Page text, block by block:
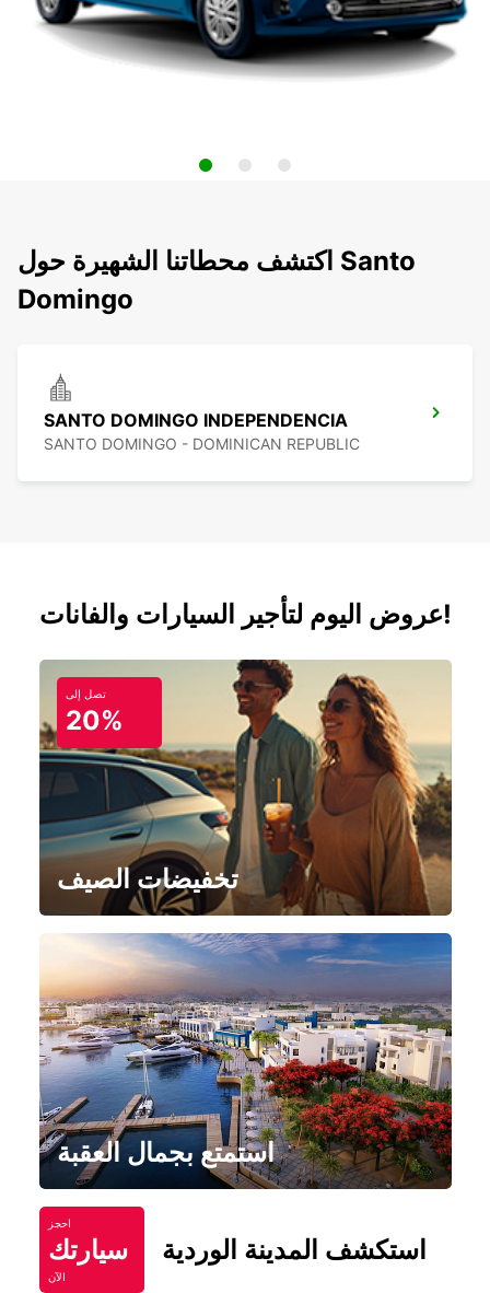
اكتشف محطاتنا الشهيرة حول Santo
Domingo
SANTO DOMINGO INDEPENDENCIA
SANTO DOMINGO - DOMINICAN REPUBLIC
عروض اليوم لتأجير السيارات والفانات!
تصل إلى
20%
تخفيضات الصيف
استمتع بجمال العقبة
احجز
سيارتك
الآن
استكشف المدينة الوردية